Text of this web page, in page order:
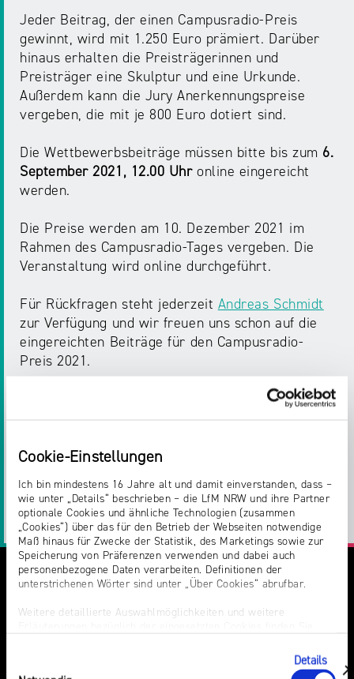
Cookie-Einstellungen
Ich bin mindestens 16 Jahre alt und damit einverstanden, dass –
wie unter „Details“ beschrieben – die LfM NRW und ihre Partner
optionale Cookies und ähnliche Technologien (zusammen
„Cookies“) über das für den Betrieb der Webseiten notwendige
Maß hinaus für Zwecke der Statistik, des Marketings sowie zur
Speicherung von Präferenzen verwenden und dabei auch
personenbezogene Daten verarbeiten. Definitionen der
unterstrichenen Wörter sind unter „Über Cookies“ abrufbar.
Weitere detaillierte Auswahlmöglichkeiten und weitere
„Einwilligung ändern“ in der Datenschutzerklärung aufgerufen
werden. Dort können Sie auch Ihre Einwilligung jederzeit mit
Details
Werbung
mediale
Partizipation
Roadshow
gegen
Safer
Internet
Day
Elternabende
Jeder Beitrag, der einen Campusradio-Preis
gewinnt, wird mit 1.250 Euro prämiert. Darüber
hinaus erhalten die Preisträgerinnen und
Preisträger eine Skulptur und eine Urkunde.
Außerdem kann die Jury Anerkennungspreise
vergeben, die mit je 800 Euro dotiert sind.
Die Wettbewerbsbeiträge müssen bitte bis zum 6.
September 2021, 12.00 Uhronline eingereicht
werden.
Die Preise werden am 10. Dezember 2021 im
Rahmen des Campusradio-Tages vergeben. Die
Veranstaltung wird online durchgeführt.
Für Rückfragen steht jederzeit Andreas Schmidt
zur Verfügung und wir freuen uns schon auf die
eingereichten Beiträge für den Campusradio-
Preis 2021.
LinkedIn Mail